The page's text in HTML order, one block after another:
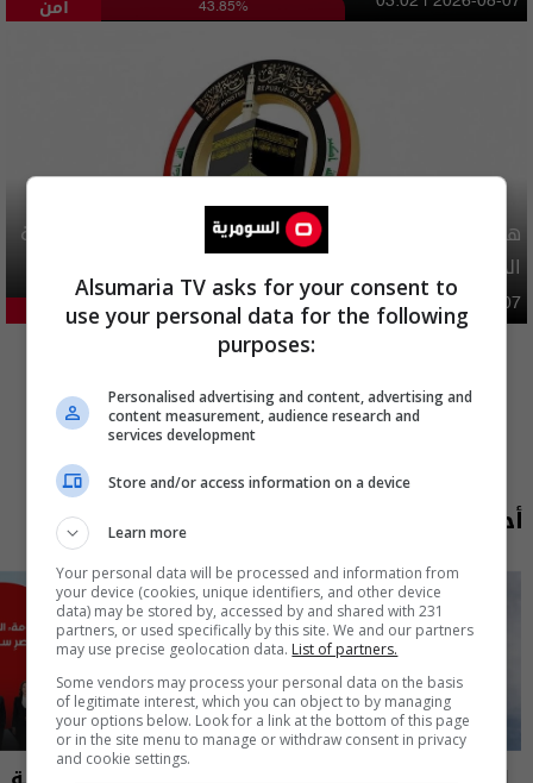
أمن 43.85%
هيئة الحج تصدر قرارا يخص "لم الشمل" وتعديل استمارة قرعة
الحج
محليات 28.79% 06:40 | 2026-08-07
المزيد
أحدث الحلقات
Alsumaria TV asks for your consent to
use your personal data for the following
purposes:
Personalised advertising and content, advertising and
content measurement, audience research and
services development
Store and/or access information on a device
Learn more
Your personal data will be processed and information from
your device (cookies, unique identifiers, and other device
data) may be stored by, accessed by and shared with 231
partners, or used specifically by this site. We and our partners
may use precise geolocation data. List of partners.
Some vendors may process your personal data on the basis
of legitimate interest, which you can object to by managing
your options below. Look for a link at the bottom of this page
or in the site menu to manage or withdraw consent in privacy
and cookie settings.